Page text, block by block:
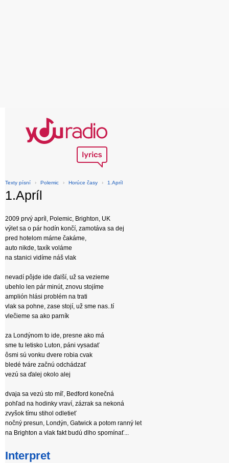
Texty písní › Polemic › Horúce časy › 1.Apríl
1.Apríl
2009 prvý apríl, Polemic, Brighton, UK
výlet sa o pár hodín končí, zamotáva sa dej
pred hotelom márne čakáme,
auto nikde, taxík voláme
na stanici vidíme náš vlak
nevadí pôjde ide ďalší, už sa vezieme
ubehlo len pár minút, znovu stojíme
amplión hlási problém na trati
vlak sa pohne, zase stojí, už sme nas..tí
vlečieme sa ako parník
za Londýnom to ide, presne ako má
sme tu letisko Luton, páni vysadať
ôsmi sú vonku dvere robia cvak
bledé tváre začnú odchádzať
vezú sa ďalej okolo alej
dvaja sa vezú sto míľ, Bedford konečná
pohľad na hodinky vraví, zázrak sa nekoná
zvyšok tímu stihol odletieť
nočný presun, Londýn, Gatwick a potom ranný let
na Brighton a vlak fakt budú dlho spomínať...
Interpret